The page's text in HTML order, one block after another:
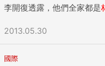
李開復透露，他們全家都是
2013.05.30
國際